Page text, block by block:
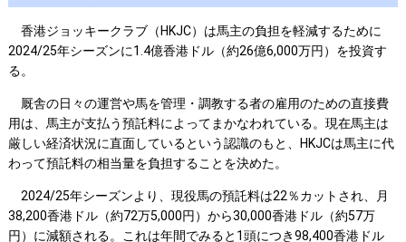
香港ジョッキークラブ（HKJC）は馬主の負担を軽減するために
2024/25年シーズンに1.4億香港ドル（約26億6,000万円）を投資す
る。
厩舎の日々の運営や馬を管理・調教する者の雇用のための直接費
用は、馬主が支払う預託料によってまかなわれている。現在馬主は
厳しい経済状況に直面しているという認識のもと、HKJCは馬主に代
わって預託料の相当量を負担することを決めた。
2024/25年シーズンより、現役馬の預託料は22％カットされ、月
38,200香港ドル（約72万5,000円）から30,000香港ドル（約57万
円）に減額される。これは年間でみると1頭につき98,400香港ドル